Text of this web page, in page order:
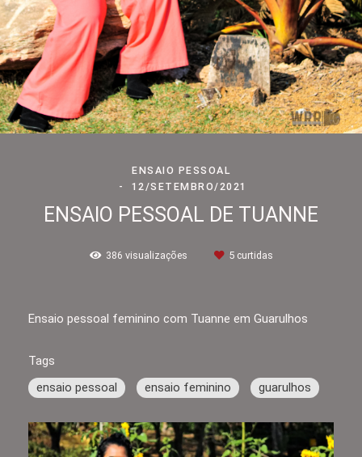
ENSAIO PESSOAL
12/SETEMBRO/2021
ENSAIO PESSOAL DE TUANNE
386 visualizações 5curtidas
Ensaio pessoal feminino com Tuanne em Guarulhos
Tags
ensaio pessoal
ensaio feminino guarulhos